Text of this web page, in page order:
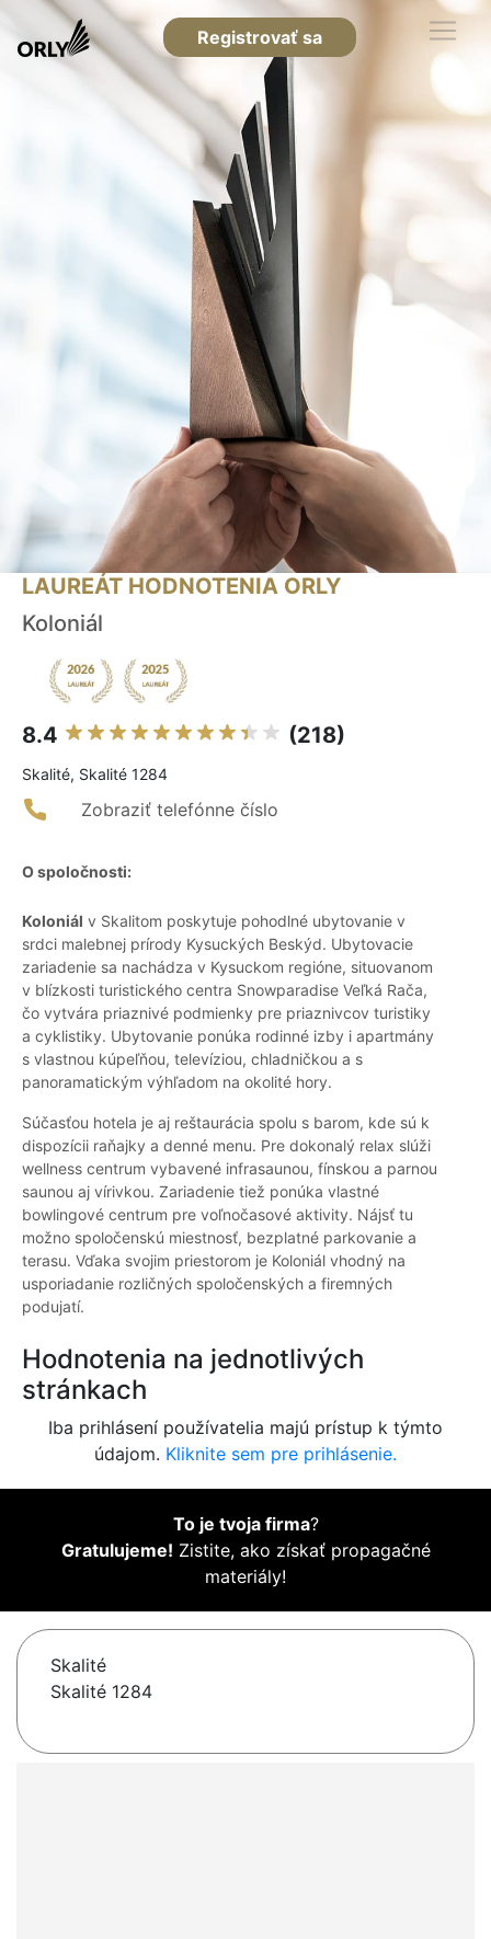
Registrovať sa
LAUREÁT HODNOTENIA ORLY
Koloniál
8.4 (218)
Skalité, Skalité 1284
Zobraziť telefónne číslo
O spoločnosti:
Koloniál v Skalitom poskytuje pohodlné ubytovanie v
srdci malebnej prírody Kysuckých Beskýd. Ubytovacie
zariadenie sa nachádza v Kysuckom regióne, situovanom
v blízkosti turistického centra Snowparadise Veľká Rača,
čo vytvára priaznivé podmienky pre priaznivcov turistiky
a cyklistiky. Ubytovanie ponúka rodinné izby i apartmány
s vlastnou kúpeľňou, televíziou, chladničkou a s
panoramatickým výhľadom na okolité hory.
Súčasťou hotela je aj reštaurácia spolu s barom, kde sú k
dispozícii raňajky a denné menu. Pre dokonalý relax slúži
wellness centrum vybavené infrasaunou, fínskou a parnou
saunou aj vírivkou. Zariadenie tiež ponúka vlastné
bowlingové centrum pre voľnočasové aktivity. Nájsť tu
možno spoločenskú miestnosť, bezplatné parkovanie a
terasu. Vďaka svojim priestorom je Koloniál vhodný na
usporiadanie rozličných spoločenských a firemných
podujatí.
Hodnotenia na jednotlivých
stránkach
Iba prihlásení používatelia majú prístup k týmto
údajom. Kliknite sem pre prihlásenie.
To je tvoja firma?
Gratulujeme! Zistite, ako získať propagačné
materiály!
Skalité
Skalité 1284